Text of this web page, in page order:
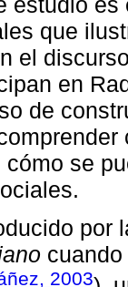
que
el
en
de
se
por
2003